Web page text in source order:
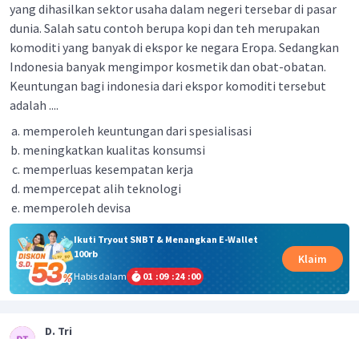
yang dihasilkan sektor usaha dalam negeri tersebar di pasar
dunia. Salah satu contoh berupa kopi dan teh merupakan
komoditi yang banyak di ekspor ke negara Eropa. Sedangkan
Indonesia banyak mengimpor kosmetik dan obat-obatan.
Keuntungan bagi indonesia dari ekspor komoditi tersebut
adalah ....
memperoleh keuntungan dari spesialisasi
meningkatkan kualitas konsumsi
memperluas kesempatan kerja
mempercepat alih teknologi
memperoleh devisa
Ikuti Tryout SNBT & Menangkan E-Wallet
100rb
Habis dalam
01 :09 :23 :59
Klaim
D. Tri